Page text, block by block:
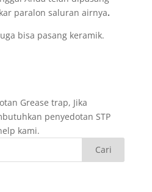
paralon saluran airnya.
bisa pasang keramik.
Grease trap, Jika
penyedotan STP
kami.